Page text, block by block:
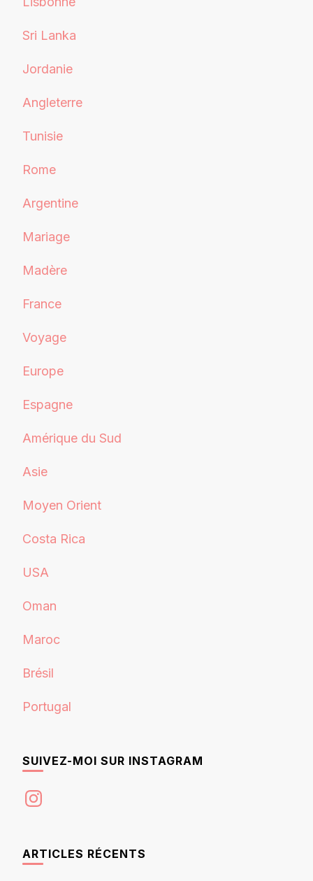
Sri Lanka
Jordanie
Angleterre
Tunisie
Rome
Argentine
Mariage
Madère
France
Voyage
Europe
Espagne
Amérique du Sud
Asie
Moyen Orient
Costa Rica
USA
Oman
Maroc
Brésil
Portugal
SUIVEZ-MOI SUR INSTAGRAM
Instagram
ARTICLES RÉCENTS